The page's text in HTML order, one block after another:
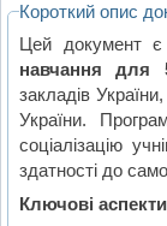
Короткий опис
Цей документ є
навчання для
закладів
України.
соціалізацію
здатності до
Ключові